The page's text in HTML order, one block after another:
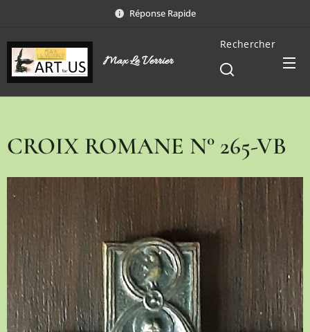
Réponse Rapide
Max Le Verrier
Rechercher
CROIX ROMANE N° 265-VB